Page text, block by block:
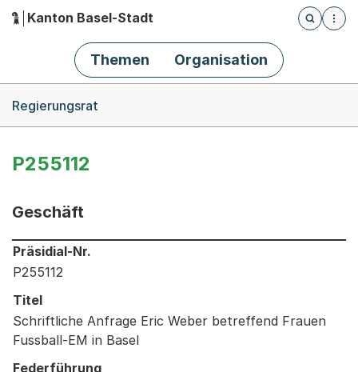
Hauptnavigation
Kanton Basel-Stadt
Öffnet
Themen Organisation
Regierungsrat
P255112
Geschäft
Informationen zum Ausgewählten Geschäft
Präsidial-Nr.
P255112
Titel
Schriftliche Anfrage Eric Weber betreffend Frauen
Fussball-EM in Basel
Federführung